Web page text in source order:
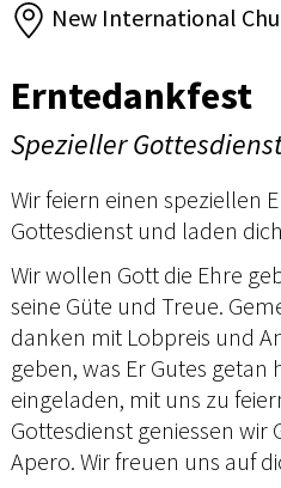
New International
Erntedankfest
Spezieller
Wir feiern einen speziellen
Gottesdienst und laden
Wir wollen Gott die Ehre
seine Güte und Treue.
danken mit Lobpreis und
geben, was Er Gutes getan
eingeladen, mit uns zu
Gottesdienst geniessen wir
Apero. Wir freuen uns auf